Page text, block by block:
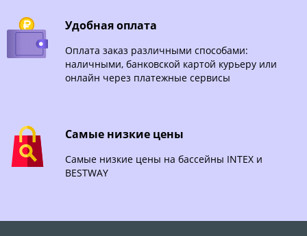
Удобная оплата
Оплата заказ различными способами:
наличными, банковской картой курьеру или
онлайн через платежные сервисы
Самые низкие цены
Самые низкие цены на бассейны INTEX и
BESTWAY